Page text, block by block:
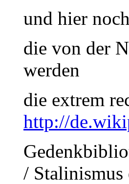
und hier
die von der
werden
die extrem
http://
/ Stalinismus